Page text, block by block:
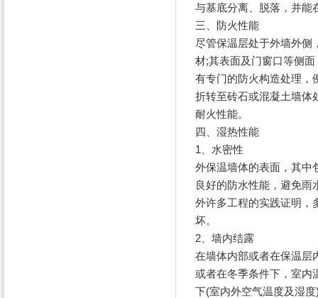
与基底分离、脱落，并能
三、防火性能
尽管保温层处于外墙外侧
材;其表面及门窗口等侧
有专门的防火构造处理，
折转至砖石或混凝土墙体
耐火性能。
四、湿热性能
1、水密性
外保温墙体的表面，其中
良好的防水性能，避免
外许多工程的实践证明，
坏。
2、墙内结露
在墙体内部或者在保温层
或者在冬季条件下，室内
下(室内外空气温度及湿